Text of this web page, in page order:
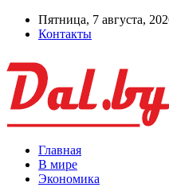
Пятница, 7 августа,
Контакты
Главная
В мире
Экономика